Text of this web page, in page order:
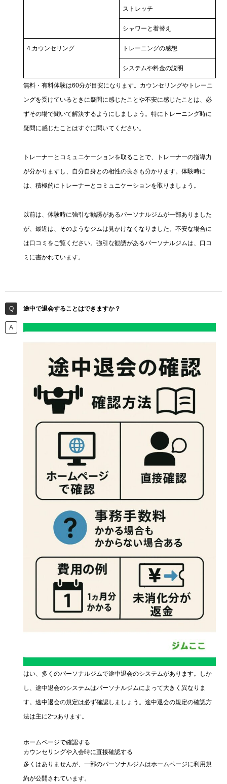
ストレッチ
シャワーと着替え
4.カウンセリング トレーニングの感想
システムや料金の説明
無料・有料体験は60分が目安になります。カウンセリングやトレーニ
ングを受けているときに疑問に感じたことや不安に感じたことは、必
ずその場で聞いて解決するようにしましょう。特にトレーニング時に
疑問に感じたことはすぐに聞いてください。
トレーナーとコミュニケーションを取ることで、トレーナーの指導力
が分かりますし、自分自身との相性の良さも分かります。体験時に
は、積極的にトレーナーとコミュニケーションを取りましょう。
以前は、体験時に強引な勧誘があるパーソナルジムが一部ありました
が、最近は、そのようなジムは見かけなくなりました。不安な場合に
は口コミをご覧ください。強引な勧誘があるパーソナルジムは、口コ
ミに書かれています。
途中で退会することはできますか？
はい、多くのパーソナルジムで途中退会のシステムがあります。しか
し、途中退会のシステムはパーソナルジムによって大きく異なりま
す。途中退会の規定は必ず確認しましょう。途中退会の規定の確認方
法は主に2つあります。
ホームページで確認する
カウンセリングや入会時に直接確認する
多くはありませんが、一部のパーソナルジムはホームページに利用規
約が公開されています。